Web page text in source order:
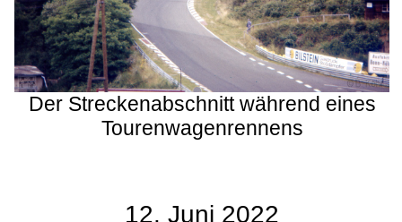
Der Streckenabschnitt während eines
Tourenwagenrennens
12. Juni 2022